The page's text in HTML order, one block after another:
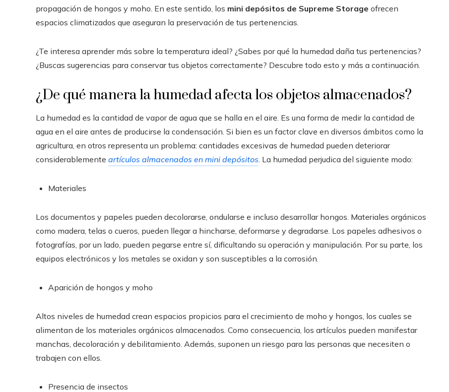
propagación de hongos y moho. En este sentido, los mini depósitos de Supreme Storage ofrecen
espacios climatizados que aseguran la preservación de tus pertenencias.
¿Te interesa aprender más sobre la temperatura ideal? ¿Sabes por qué la humedad daña tus pertenencias?
¿Buscas sugerencias para conservar tus objetos correctamente? Descubre todo esto y más a continuación.
¿De qué manera la humedad afecta los objetos almacenados?
La humedad es la cantidad de vapor de agua que se halla en el aire. Es una forma de medir la cantidad de
agua en el aire antes de producirse la condensación. Si bien es un factor clave en diversos ámbitos como la
agricultura, en otros representa un problema: cantidades excesivas de humedad pueden deteriorar
considerablemente artículos almacenados en mini depósitos. La humedad perjudica del siguiente modo:
Materiales
Los documentos y papeles pueden decolorarse, ondularse e incluso desarrollar hongos. Materiales orgánicos
como madera, telas o cueros, pueden llegar a hincharse, deformarse y degradarse. Los papeles adhesivos o
fotografías, por un lado, pueden pegarse entre sí, dificultando su operación y manipulación. Por su parte, los
equipos electrónicos y los metales se oxidan y son susceptibles a la corrosión.
Aparición de hongos y moho
Altos niveles de humedad crean espacios propicios para el crecimiento de moho y hongos, los cuales se
alimentan de los materiales orgánicos almacenados. Como consecuencia, los artículos pueden manifestar
manchas, decoloración y debilitamiento. Además, suponen un riesgo para las personas que necesiten o
trabajen con ellos.
Presencia de insectos
límites del universo observable
Hace 4 días
importantes que cambiaron la historia
Hace 4 días
historia de la ciencia y la tecnología
actual